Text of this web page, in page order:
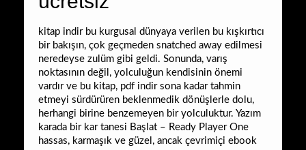
kitap indir bu kurgusal dünyaya verilen bu kışkırtıcı
bir bakışın, çok geçmeden snatched away edilmesi
neredeyse zulüm gibi geldi. Sonunda, varış
noktasının değil, yolculuğun kendisinin önemi
vardır ve bu kitap, pdf indir sona kadar tahmin
etmeyi sürdürüren beklenmedik dönüşlerle dolu,
herhangi birine benzemeyen bir yolculuktur. Yazım
karada bir kar tanesi Başlat – Ready Player One
hassas, karmaşık ve güzel, ancak çevrimiçi ebook